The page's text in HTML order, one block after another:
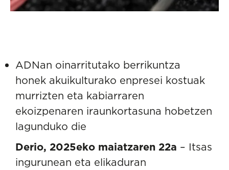
ADNan oinarritutako berrikuntza
honek akuikulturako enpresei kostuak
murrizten eta kabiarraren
ekoizpenaren iraunkortasuna hobetzen
lagunduko die
Derio, 2025eko maiatzaren 22a – Itsas
ingurunean eta elikaduran